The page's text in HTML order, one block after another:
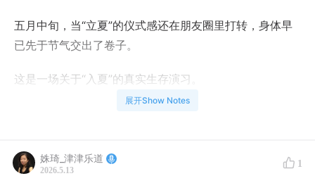
五月中旬，当“立夏”的仪式感还在朋友圈里打转，身体早
已先于节气交出了卷子。
这是一场关于“入夏”的真实生存演习。
是从北方的硬核降温往事，到成年女性对体感主权的重新
硬，这种身心不调的“系统延迟”，正是我们这期节目想要
展开Show Notes
姝琦_津津乐道
2026.5.13
1